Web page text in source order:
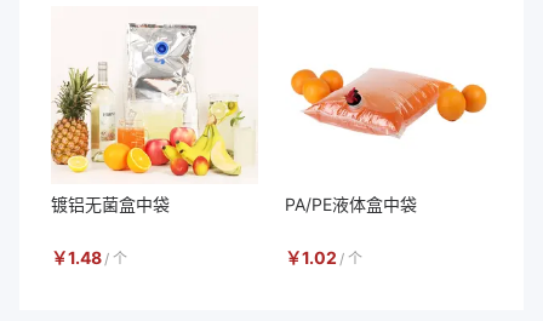
镀铝无菌盒中袋
￥1.48 / 个
PA/PE液体盒中袋
￥1.02 / 个